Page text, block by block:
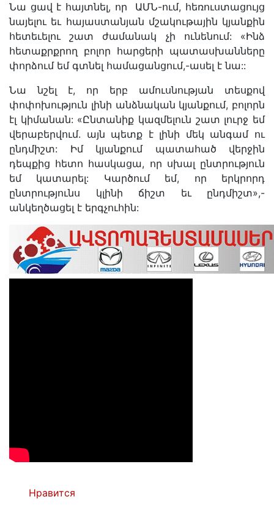
Նա ցավ է հայտնել, որ ԱՄՆ-ում, հեռուստացույց
նայելու եւ հայաստանյան մշակութային կյանքին
հետեւելու շատ ժամանակ չի ունենում: «Ինձ
հետաքրքրող բոլոր հարցերի պատասխանները
փորձում եմ գտնել համացանցում,-ասել է նա::
Նա նշել է, որ երբ ամուսնության տեսքով
փոփոխություն լինի անձնական կյանքում, բոլորն
էլ կիմանան: «Ընտանիք կազմելուն շատ լուրջ եմ
վերաբերվում. այն պետք է լինի մեկ անգամ ու
ընդմիշտ: Իմ կյանքում պատահած վերջին
դեպքից հետո հասկացա, որ սխալ ընտրություն
եմ կատարել: Կարծում եմ, որ երկրորդ
ընտրությունս կլինի ճիշտ եւ ընդմիշտ»,-
անկեղծացել է երգչուհին:
Нравится